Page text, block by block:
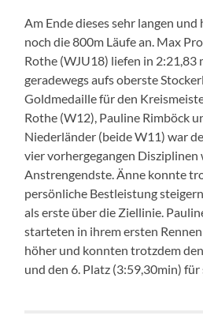
Am Ende dieses sehr langen und
noch die 800m Läufe an. Max
Rothe (WJU18) liefen in 2:21,83
geradewegs aufs oberste
Goldmedaille für den
Rothe (W12), Pauline Rimböck
Niederländer (beide W11) war
vier vorhergegangen Disziplinen
Anstrengendste. Änne konnte
persönliche Bestleistung
als erste über die Ziellinie.
starteten in ihrem ersten
höher und konnten trotzdem
und den 6. Platz (3:59,30min)